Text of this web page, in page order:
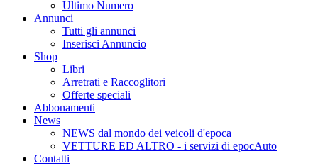
Ultimo Numero
Annunci
Tutti gli annunci
Inserisci Annuncio
Shop
Libri
Arretrati e Raccoglitori
Offerte speciali
Abbonamenti
News
NEWS dal mondo dei veicoli d'epoca
VETTURE ED ALTRO - i servizi di epocAuto
Contatti